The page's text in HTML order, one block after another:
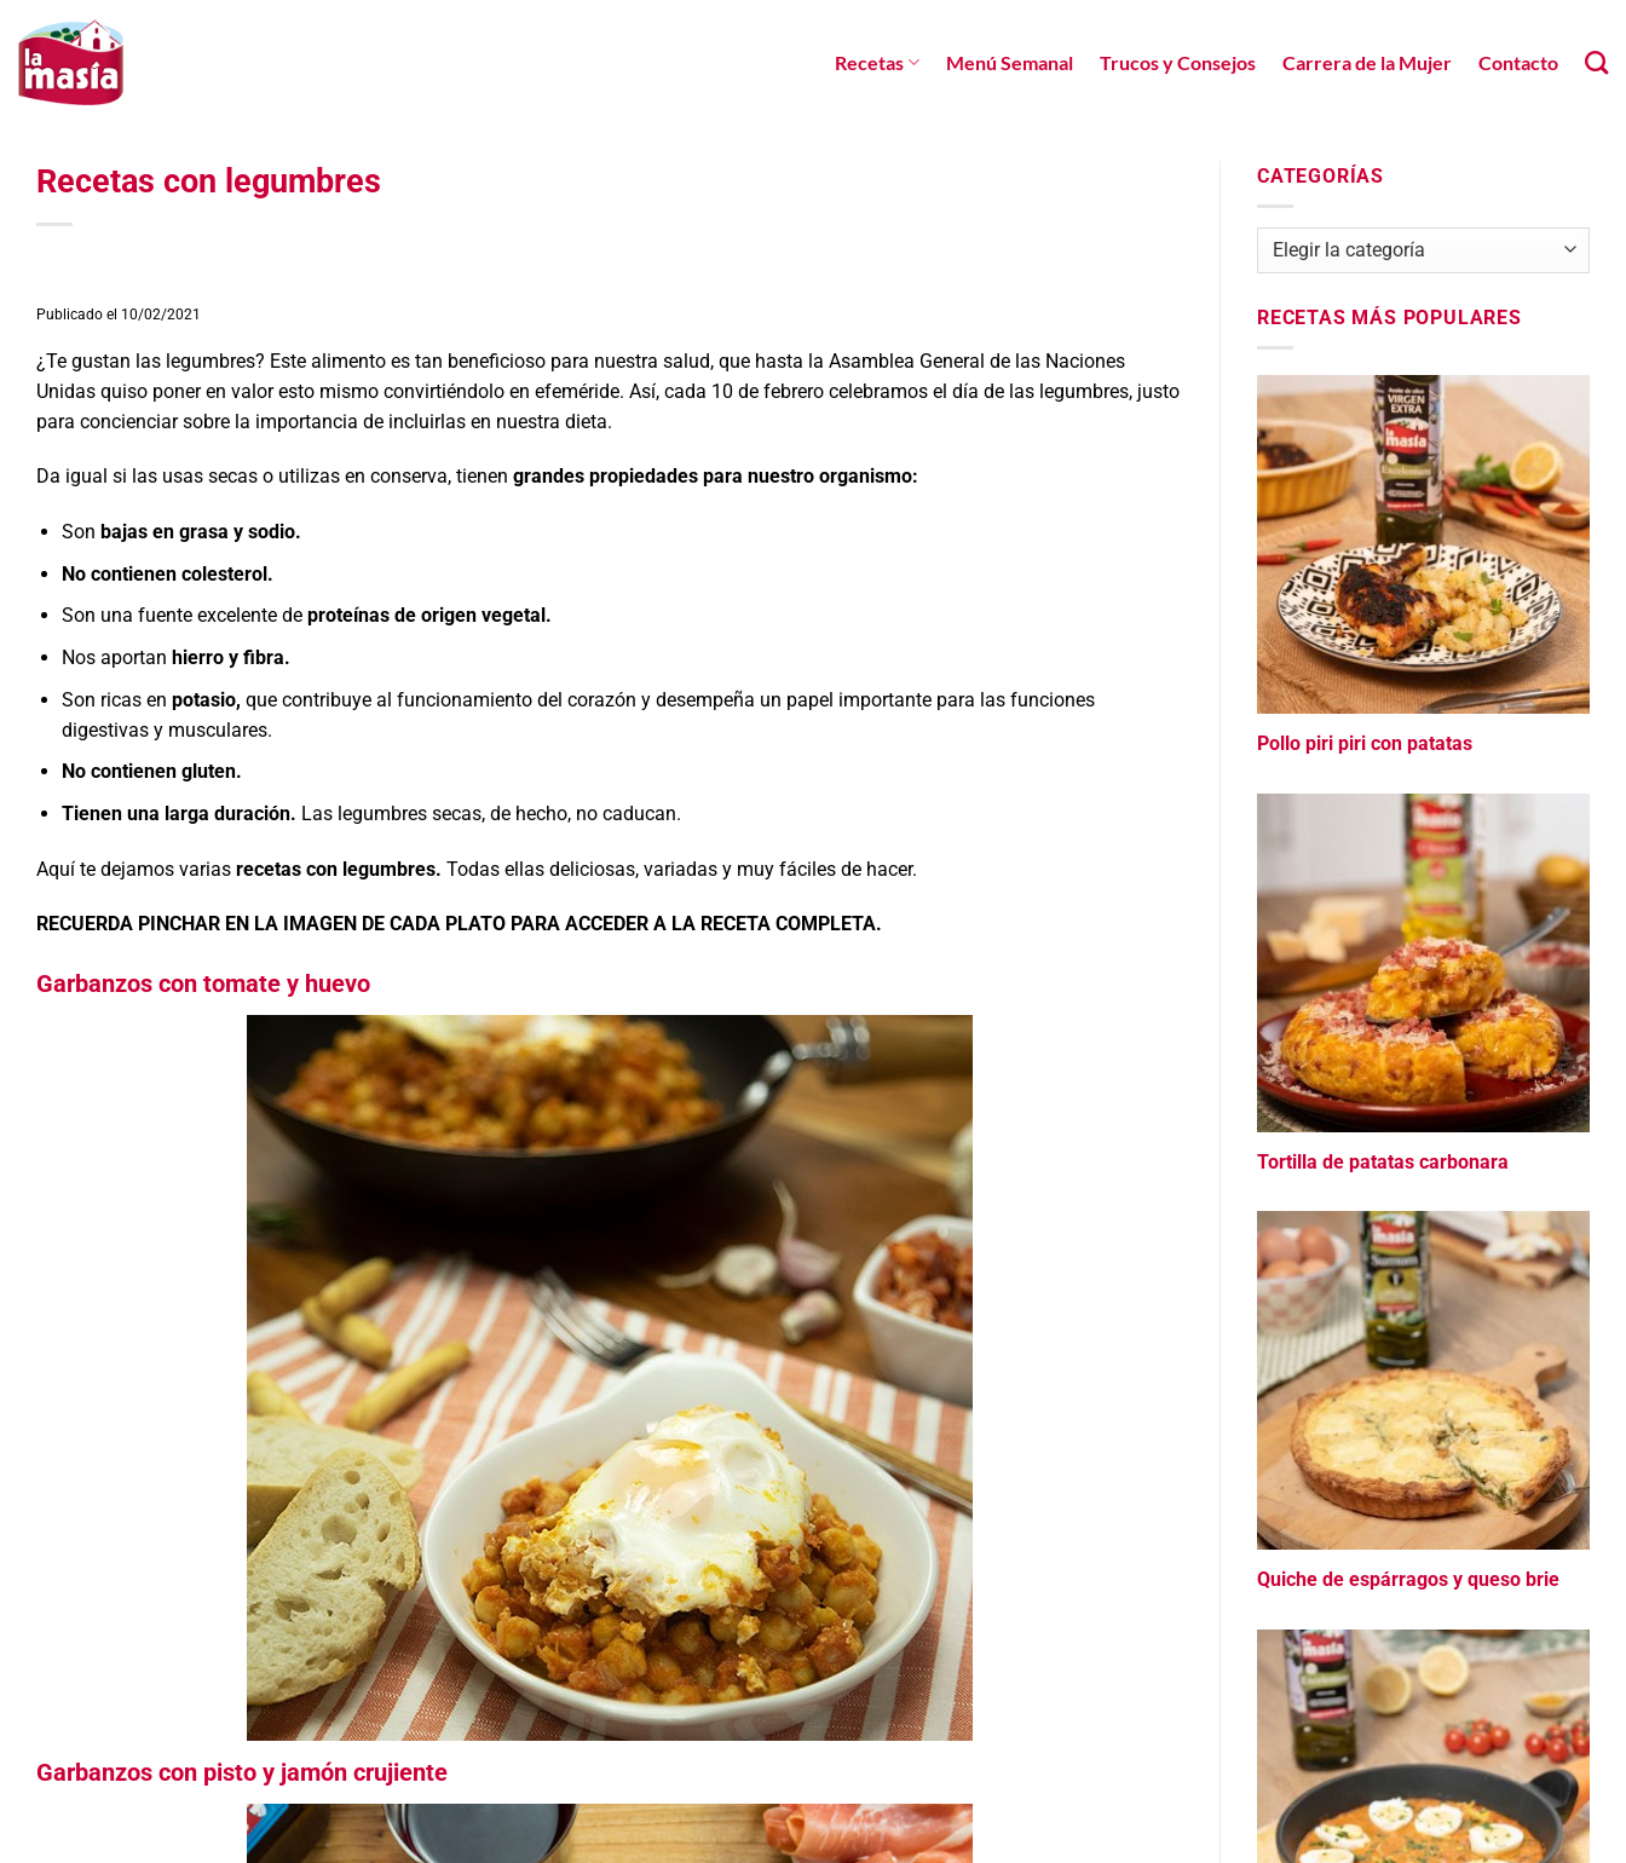
contenido
Recetas Menú Semanal Trucos y Consejos Carrera de la Mujer Contacto
Recetas con legumbres
Publicado el 10/02/2021
¿Te gustan las legumbres? Este alimento es tan beneficioso para nuestra salud, que hasta la Asamblea General de las Naciones
Unidas quiso poner en valor esto mismo convirtiéndolo en efeméride. Así, cada 10 de febrero celebramos el día de las legumbres, justo
para concienciar sobre la importancia de incluirlas en nuestra dieta.
Da igual si las usas secas o utilizas en conserva, tienen grandes propiedades para nuestro organismo:
Son bajas en grasa y sodio.
No contienen colesterol.
Son una fuente excelente de proteínas de origen vegetal.
Nos aportan hierro y fibra.
Son ricas en potasio, que contribuye al funcionamiento del corazón y desempeña un papel importante para las funciones
digestivas y musculares.
No contienen gluten.
Tienen una larga duración. Las legumbres secas, de hecho, no caducan.
Aquí te dejamos varias recetas con legumbres. Todas ellas deliciosas, variadas y muy fáciles de hacer.
RECUERDA PINCHAR EN LA IMAGEN DE CADA PLATO PARA ACCEDER A LA RECETA COMPLETA.
Garbanzos con tomate y huevo
Garbanzos con pisto y jamón crujiente
CATEGORÍAS
Categorías
RECETAS MÁS POPULARES
Pollo piri piri con patatas
Tortilla de patatas carbonara
Quiche de espárragos y queso brie